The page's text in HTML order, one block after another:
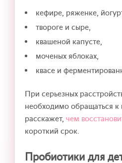
кефире, ряженке,
твороге и сыре,
квашеной капусте,
моченых яблоках,
квасе и
При серьезных
необходимо обращаться к
расскажет, чем
короткий срок.
Пробиотики для